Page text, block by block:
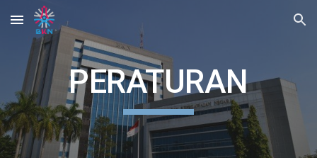
Skip to main content Skip to navigation
PERATURAN